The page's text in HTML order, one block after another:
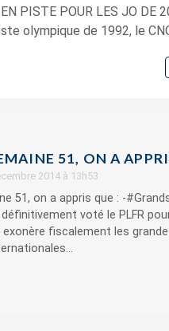
PISTE POUR LES JO DE
olympique de 1992, le
51, ON A
2014 à 13h53
51, on a appris que : -
voté le PLFR
fiscalement les